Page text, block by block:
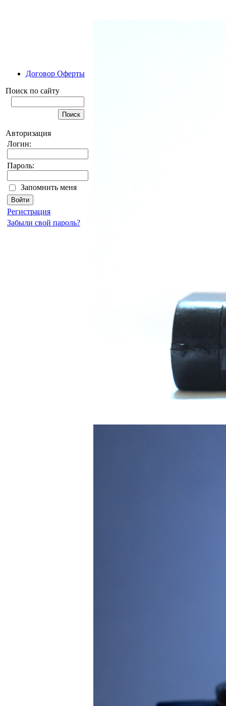
Договор Оферты
Поиск по сайту
Авторизация
Логин:
Пароль:
Запомнить меня
Регистрация
Забыли свой пароль?